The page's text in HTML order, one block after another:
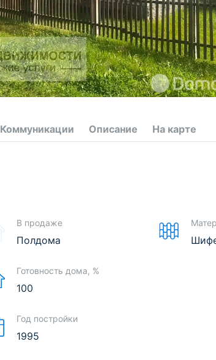
Коммуникации Описание На карте
В продаже
Полдома
Готовность дома, %
100
Год постройки
1995